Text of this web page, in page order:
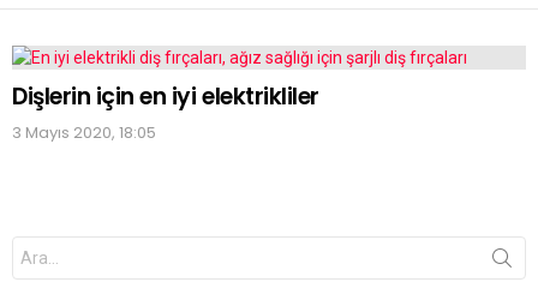
LATEST
STORIES
Dişlerin için en iyi elektrikliler
3 Mayıs 2020, 18:05
Search
for: